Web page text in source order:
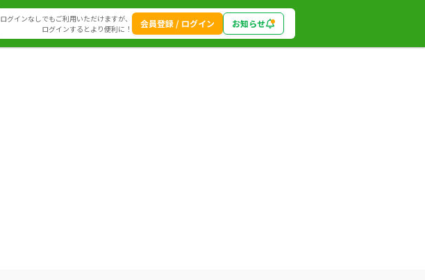
ログインなしでもご利用いただけますが、
ログインするとより便利に！
会員登録 / ログイン お知らせ